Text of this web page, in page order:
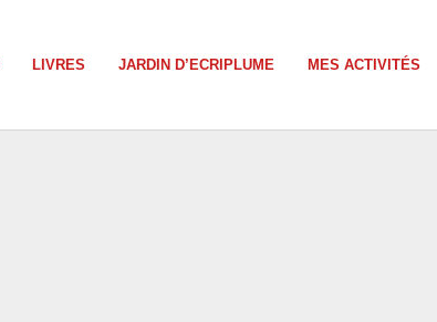
LIVRES JARDIN D’ECRIPLUME MES ACTIVITÉS